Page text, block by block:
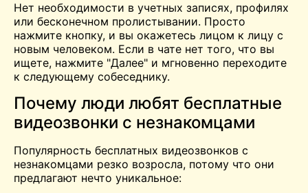
Нет необходимости в учетных записях, профилях
или бесконечном пролистывании. Просто
нажмите кнопку, и вы окажетесь лицом к лицу с
новым человеком. Если в чате нет того, что вы
ищете, нажмите "Далее" и мгновенно переходите
к следующему собеседнику.
Почему люди любят бесплатные
видеозвонки с незнакомцами
Популярность бесплатных видеозвонков с
незнакомцами резко возросла, потому что они
предлагают нечто уникальное: